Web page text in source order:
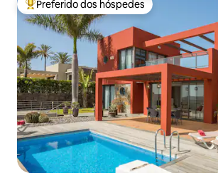
Entre os melhores preferidos dos hóspedes
Preferido dos hóspedes